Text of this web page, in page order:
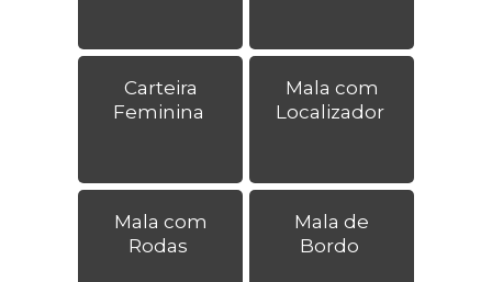
Carteira
Feminina
Mala com
Localizador
Mala com
Rodas
Mala de
Bordo